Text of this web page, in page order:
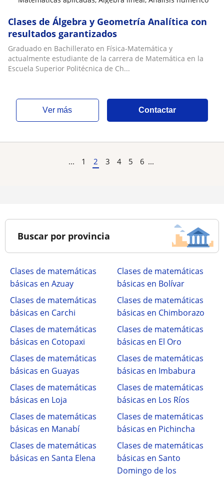
Clases de Álgebra y Geometría Analítica con
resultados garantizados
Graduado en Bachillerato en Física-Matemática y
actualmente estudiante de la carrera de Matemática en la
Escuela Superior Politécnica de Ch...
ver más Contactar
... 1 2 3 4 5 6 ...
Buscar por provincia
Clases de matemáticas
básicas en Azuay
Clases de matemáticas
básicas en Bolívar
Clases de matemáticas
básicas en Carchi
Clases de matemáticas
básicas en Chimborazo
Clases de matemáticas
básicas en Cotopaxi
Clases de matemáticas
básicas en El Oro
Clases de matemáticas
básicas en Guayas
Clases de matemáticas
básicas en Imbabura
Clases de matemáticas
básicas en Loja
Clases de matemáticas
básicas en Los Ríos
Clases de matemáticas
básicas en Manabí
Clases de matemáticas
básicas en Pichincha
Clases de matemáticas
básicas en Santa Elena
Clases de matemáticas
básicas en Santo
Domingo de los